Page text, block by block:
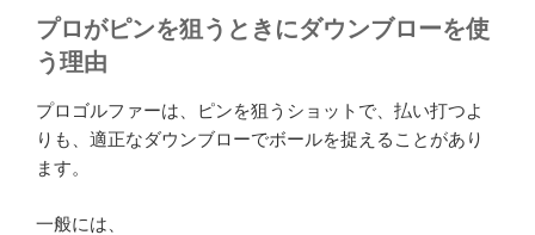
プロがピンを狙うときにダウンブローを使
う理由
プロゴルファーは、ピンを狙うショットで、払い打つよ
りも、適正なダウンブローでボールを捉えることがあり
ます。
一般には、